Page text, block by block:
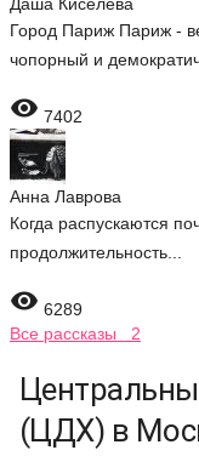
Город Париж Париж -
чопорный и
 7402
Анна Лаврова
Когда распускаются
продолжительность...
 6289
Все рассказы 2
(ЦДХ) в